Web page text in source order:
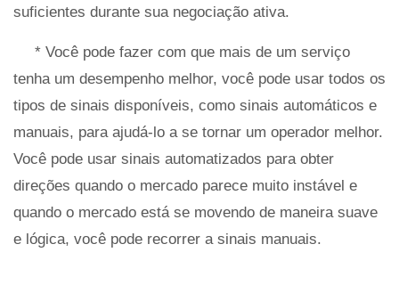
suficientes durante sua negociação ativa.
* Você pode fazer com que mais de um serviço
tenha um desempenho melhor, você pode usar todos os
tipos de sinais disponíveis, como sinais automáticos e
manuais, para ajudá-lo a se tornar um operador melhor.
Você pode usar sinais automatizados para obter
direções quando o mercado parece muito instável e
quando o mercado está se movendo de maneira suave
e lógica, você pode recorrer a sinais manuais.